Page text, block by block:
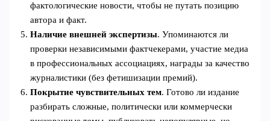
фактологические новости, чтобы не путать позицию
автора и факт.
Наличие внешней экспертизы. Упоминаются ли
проверки независимыми фактчекерами, участие медиа
в профессиональных ассоциациях, награды за качество
журналистики (без фетишизации премий).
Покрытие чувствительных тем. Готово ли издание
разбирать сложные, политически или коммерчески